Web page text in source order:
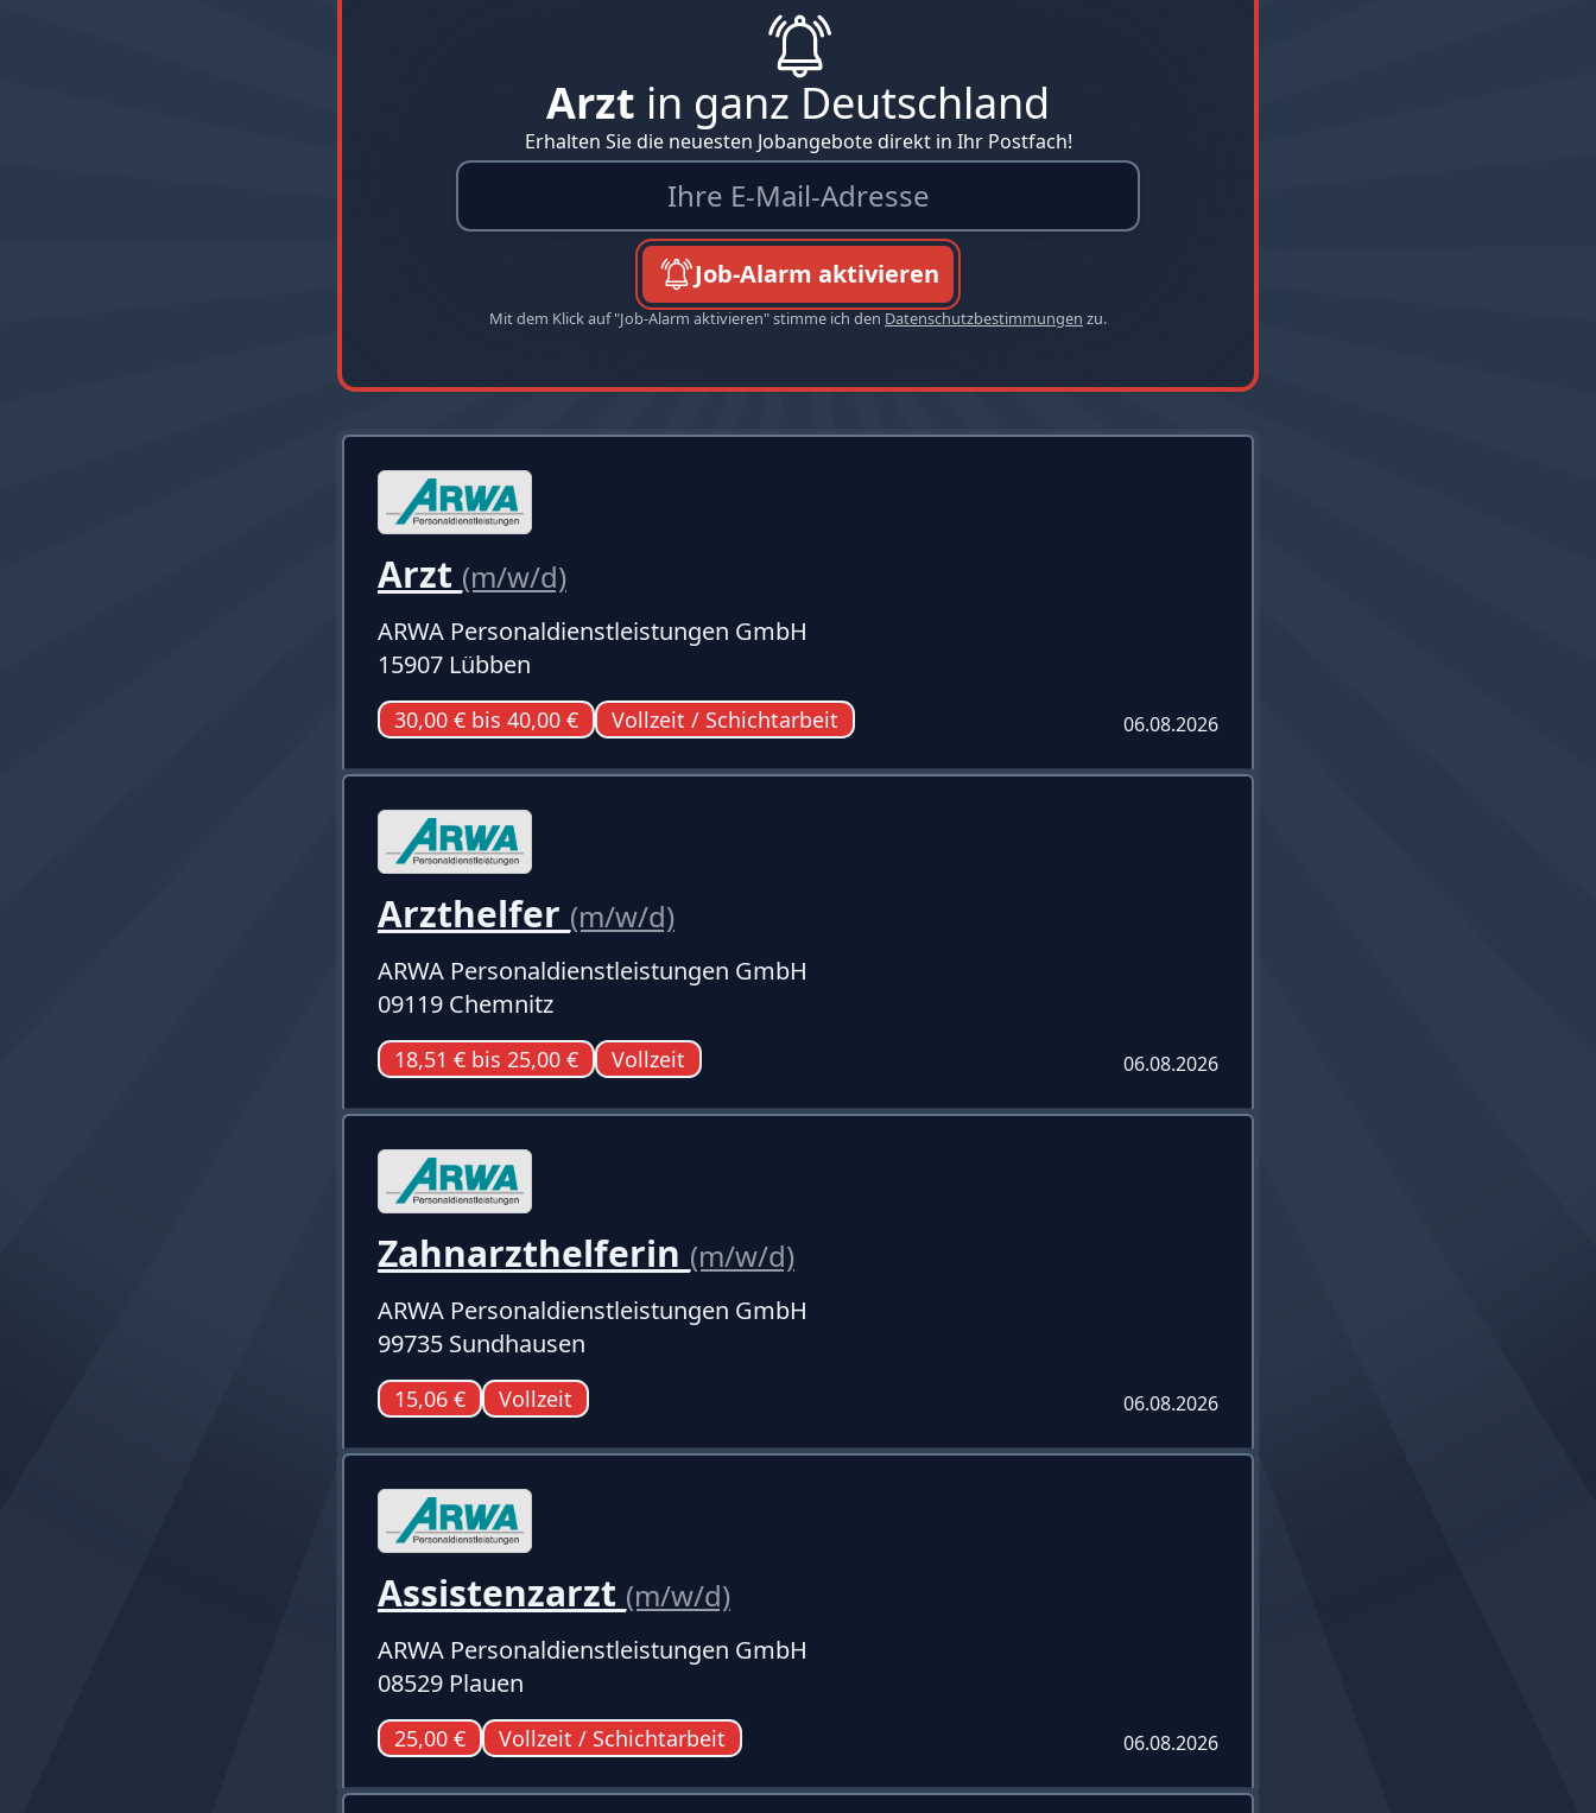
Arzt in ganz Deutschland
Erhalten Sie die neuesten Jobangebote direkt in Ihr Postfach!
Job-Alarm aktivieren
Mit dem Klick auf "Job-Alarm aktivieren" stimme ich den Datenschutzbestimmungen zu.
Arzt (m/w/d)
ARWA Personaldienstleistungen GmbH
15907 Lübben
30,00 € bis 40,00 € Vollzeit / Schichtarbeit 06.08.2026
Arzthelfer (m/w/d)
ARWA Personaldienstleistungen GmbH
09119 Chemnitz
18,51 € bis 25,00 € Vollzeit 06.08.2026
Zahnarzthelferin (m/w/d)
ARWA Personaldienstleistungen GmbH
99735 Sundhausen
15,06 € Vollzeit 06.08.2026
Assistenzarzt (m/w/d)
ARWA Personaldienstleistungen GmbH
08529 Plauen
25,00 € Vollzeit / Schichtarbeit 06.08.2026